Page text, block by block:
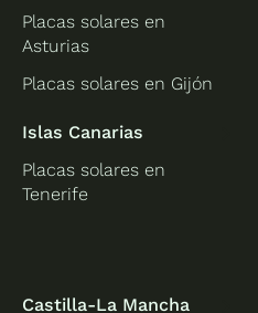
Placas solares en
Asturias
Placas solares en Gijón
Islas Canarias
Placas solares en
Tenerife
Castilla-La Mancha